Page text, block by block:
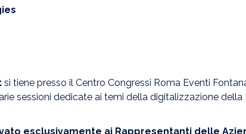
si tiene presso il Centro Congressi Roma Eventi
sessioni dedicate ai temi della digitalizzazione
esclusivamente ai Rappresentanti delle